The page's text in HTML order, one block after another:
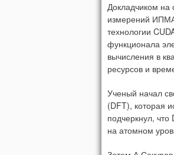
Докладчиком на
измерений
технологии
функционала
вычисления в
ресурсов и
Ученый начал
(DFT), которая
подчеркнул,
на атомном